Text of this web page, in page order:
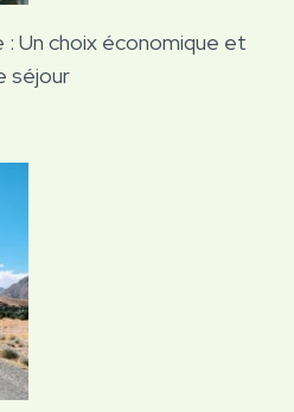
Un choix économique et
séjour